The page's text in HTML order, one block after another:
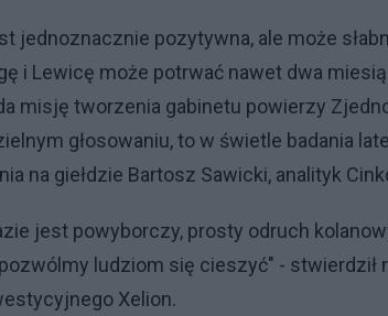
jednoznacznie pozytywna, ale może
i Lewicę może potrwać nawet dwa
misję tworzenia gabinetu powierzy
głosowaniu, to w świetle badania
na giełdzie Bartosz Sawicki, analityk
jest powyborczy, prosty odruch
ludziom się cieszyć" - stwierdził
Xelion.